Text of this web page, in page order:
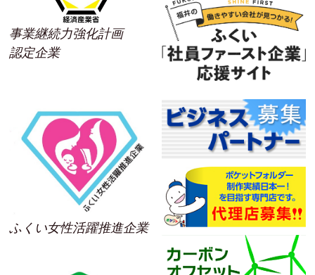
事業継続力強化計画
認定企業
ふくい女性活躍推進企業